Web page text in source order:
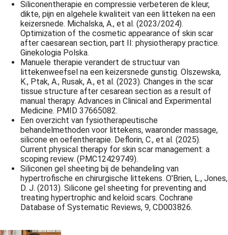
Siliconentherapie en compressie verbeteren de kleur,
dikte, pijn en algehele kwaliteit van een litteken na een
keizersnede. Michalska, A., et al. (2023/2024).
Optimization of the cosmetic appearance of skin scar
after caesarean section, part II: physiotherapy practice.
Ginekologia Polska.
Manuele therapie verandert de structuur van
littekenweefsel na een keizersnede gunstig. Olszewska,
K., Ptak, A., Rusak, A., et al. (2023). Changes in the scar
tissue structure after cesarean section as a result of
manual therapy. Advances in Clinical and Experimental
Medicine. PMID 37665082.
Een overzicht van fysiotherapeutische
behandelmethoden voor littekens, waaronder massage,
silicone en oefentherapie. Deflorin, C., et al. (2025).
Current physical therapy for skin scar management: a
scoping review. (PMC12429749).
Siliconen gel sheeting bij de behandeling van
hypertrofische en chirurgische littekens. O'Brien, L., Jones,
D. J. (2013). Silicone gel sheeting for preventing and
treating hypertrophic and keloid scars. Cochrane
Database of Systematic Reviews, 9, CD003826.